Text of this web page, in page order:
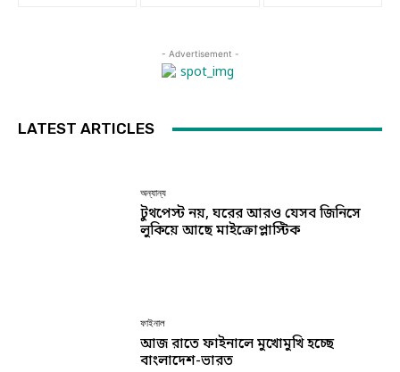
- Advertisement -
LATEST ARTICLES
অন্যান্য
টুথপেস্ট নয়, ঘরের আরও যেসব জিনিসে
লুকিয়ে আছে মাইক্রোপ্লাস্টিক
ফাইনাল
আজ রাতে ফাইনালে মুখোমুখি হচ্ছে
বাংলাদেশ-ভারত